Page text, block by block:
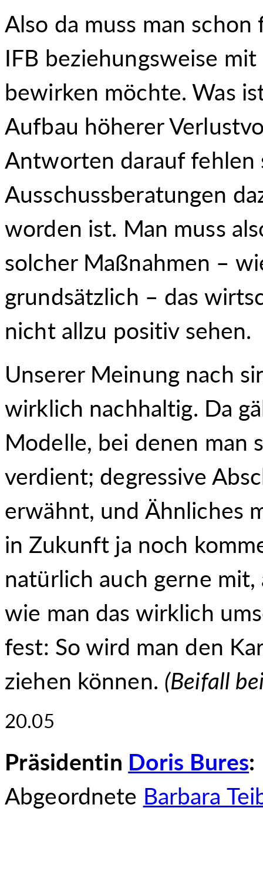
Also da muss man
IFB beziehungsweise
bewirken möchte. Was
Aufbau höherer
Antworten darauf fehlen
Ausschussberatungen
worden ist. Man muss
solcher Maßnahmen –
grundsätzlich – das
nicht allzu positiv sehen.
Unserer Meinung nach
wirklich nachhaltig. Da
Modelle, bei denen man
verdient; degressive
erwähnt, und Ähnliches
in Zukunft ja noch
natürlich auch gerne
wie man das wirklich
fest: So wird man den
ziehen können. (Beifall
20.05
Präsidentin Doris Bures:
Abgeordnete Barbara